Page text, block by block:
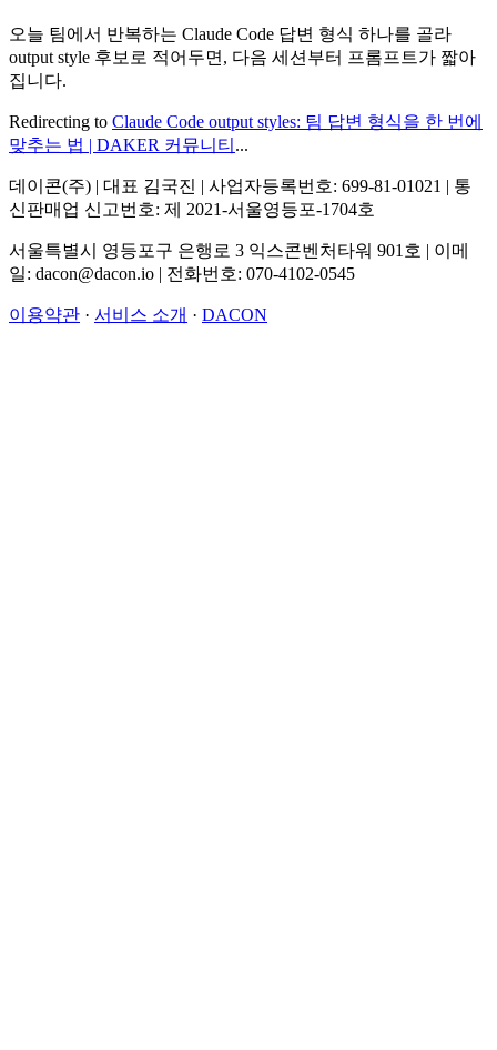
오늘 팀에서 반복하는 Claude Code 답변 형식 하나를 골라
output style 후보로 적어두면, 다음 세션부터 프롬프트가 짧아
집니다.
Redirecting to Claude Code output styles: 팀 답변 형식을 한 번에
맞추는 법 | DAKER 커뮤니티 ...
데이콘(주) | 대표 김국진 | 사업자등록번호: 699-81-01021 | 통
신판매업 신고번호: 제 2021-서울영등포-1704호
서울특별시 영등포구 은행로 3 익스콘벤처타워 901호 | 이메
일: dacon@dacon.io | 전화번호: 070-4102-0545
이용약관 · 서비스 소개 · DACON